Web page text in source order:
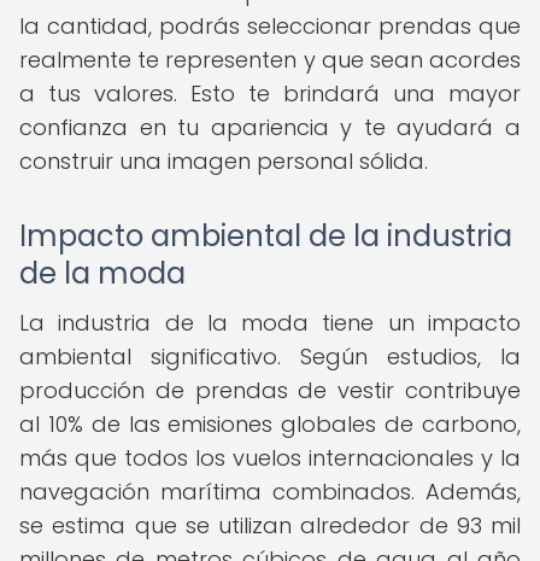
la cantidad, podrás seleccionar prendas que
realmente te representen y que sean acordes
a tus valores. Esto te brindará una mayor
confianza en tu apariencia y te ayudará a
construir una imagen personal sólida.
Impacto ambiental de la industria
de la moda
La industria de la moda tiene un impacto
ambiental significativo. Según estudios, la
producción de prendas de vestir contribuye
al 10% de las emisiones globales de carbono,
más que todos los vuelos internacionales y la
navegación marítima combinados. Además,
se estima que se utilizan alrededor de 93 mil